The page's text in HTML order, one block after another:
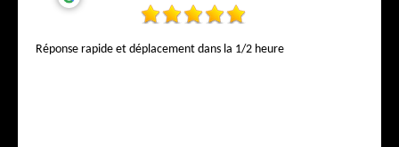
Réponse rapide et déplacement dans la 1/2 heure